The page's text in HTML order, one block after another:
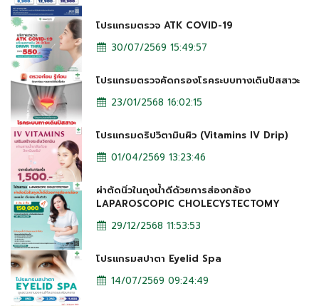
โปรแกรมตรวจ ATK COVID-19
30/07/2569 15:49:57
โปรแกรมตรวจคัดกรองโรคระบบทางเดินปัสสาวะ
23/01/2568 16:02:15
โปรแกรมดริปวิตามินผิว (Vitamins IV Drip)
01/04/2569 13:23:46
ผ่าตัดนิ่วในถุงน้ำดีด้วยการส่องกล้อง
LAPAROSCOPIC CHOLECYSTECTOMY
29/12/2568 11:53:53
โปรแกรมสปาตา Eyelid Spa
14/07/2569 09:24:49